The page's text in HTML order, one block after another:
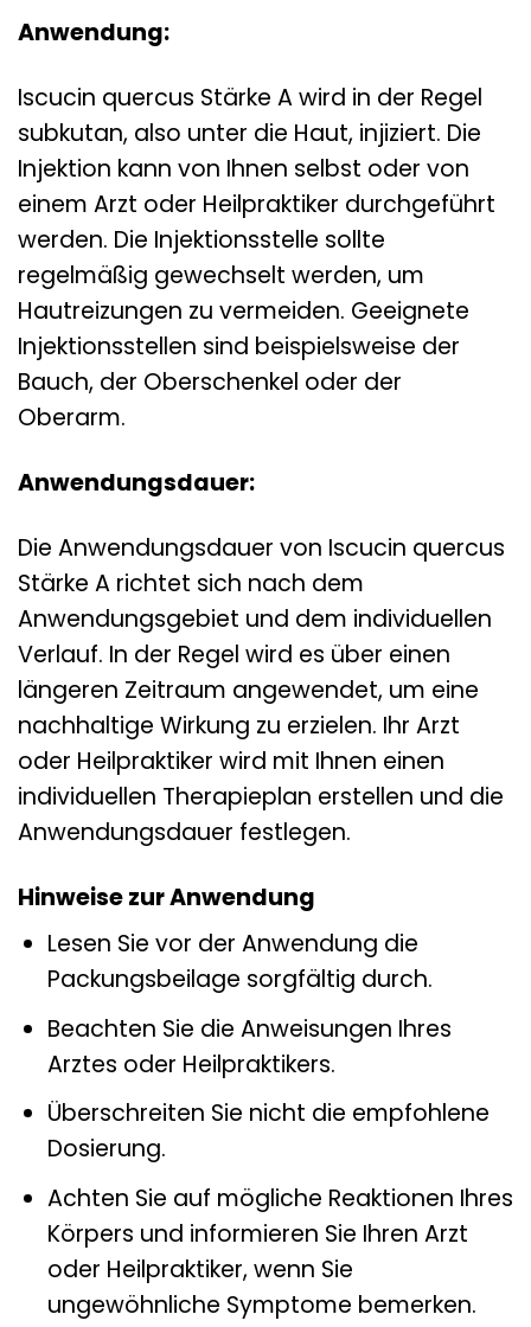
Anwendung:
Iscucin quercus Stärke A wird in der Regel
subkutan, also unter die Haut, injiziert. Die
Injektion kann von Ihnen selbst oder von
einem Arzt oder Heilpraktiker durchgeführt
werden. Die Injektionsstelle sollte
regelmäßig gewechselt werden, um
Hautreizungen zu vermeiden. Geeignete
Injektionsstellen sind beispielsweise der
Bauch, der Oberschenkel oder der
Oberarm.
Anwendungsdauer:
Die Anwendungsdauer von Iscucin quercus
Stärke A richtet sich nach dem
Anwendungsgebiet und dem individuellen
Verlauf. In der Regel wird es über einen
längeren Zeitraum angewendet, um eine
nachhaltige Wirkung zu erzielen. Ihr Arzt
oder Heilpraktiker wird mit Ihnen einen
individuellen Therapieplan erstellen und die
Anwendungsdauer festlegen.
Hinweise zur Anwendung
Lesen Sie vor der Anwendung die
Packungsbeilage sorgfältig durch.
Beachten Sie die Anweisungen Ihres
Arztes oder Heilpraktikers.
Überschreiten Sie nicht die empfohlene
Dosierung.
Achten Sie auf mögliche Reaktionen Ihres
Körpers und informieren Sie Ihren Arzt
oder Heilpraktiker, wenn Sie
ungewöhnliche Symptome bemerken.